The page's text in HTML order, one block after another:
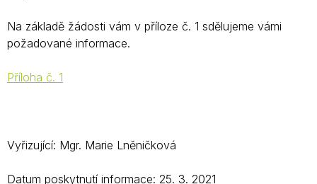
Na základě žádosti vám v příloze č. 1 sdělujeme vámi
požadované informace.
Příloha č. 1
Vyřizující: Mgr. Marie Lněničková
Datum poskytnutí informace: 25. 3. 2021